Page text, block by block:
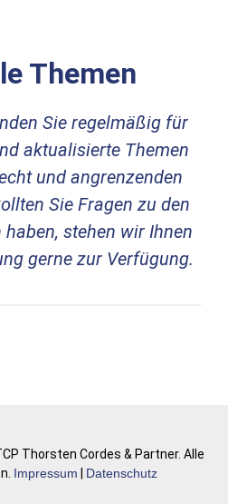
Themen
Sie regelmäßig für
aktualisierte Themen
und angrenzenden
Sie Fragen zu den
stehen wir Ihnen
gerne zur Verfügung.
Thorsten Cordes & Partner. Alle
Impressum Datenschutz